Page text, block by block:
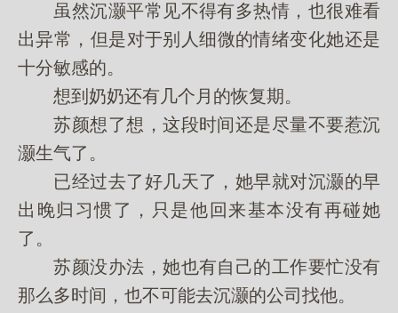
虽然沉灏平常见不得有多热情，也很难看
出异常，但是对于别人细微的情绪变化她还是
十分敏感的。
想到奶奶还有几个月的恢复期。
苏颜想了想，这段时间还是尽量不要惹沉
灏生气了。
已经过去了好几天了，她早就对沉灏的早
出晚归习惯了，只是他回来基本没有再碰她
了。
苏颜没办法，她也有自己的工作要忙没有
那么多时间，也不可能去沉灏的公司找他。